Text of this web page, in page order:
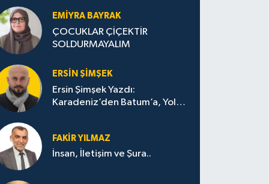
STRATEJİLERİ
EMIYRA BAYRAK
ÇOCUKLAR ÇİÇEKTİR
SOLDURMAYALIM
ERSIN ŞIMŞEK
Ersin Şimşek Yazdı:
Karadeniz’den Batum’a, Yolun
FAKIR YILMAZ
İnsan, İletişim ve Şura..